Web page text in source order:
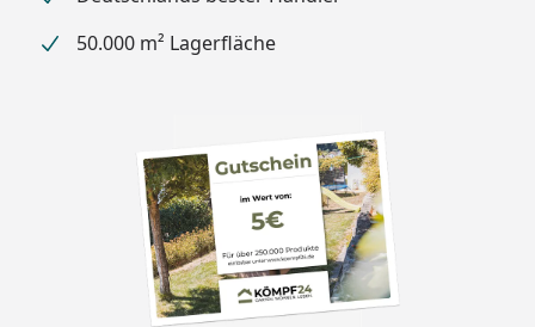
auswählen).
243,1 cm
244,1 - 294,1 cm
2 Stück 16 x 10 cm
Windbeständigkeit
122 km/h
50.000 m² Lagerfläche